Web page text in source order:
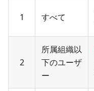
1 すべて
2
所属組織以
下のユーザ
ー